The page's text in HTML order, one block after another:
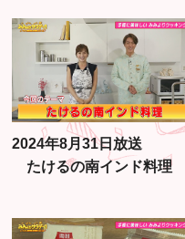
2024年8月31日放送
たけるの南インド料理